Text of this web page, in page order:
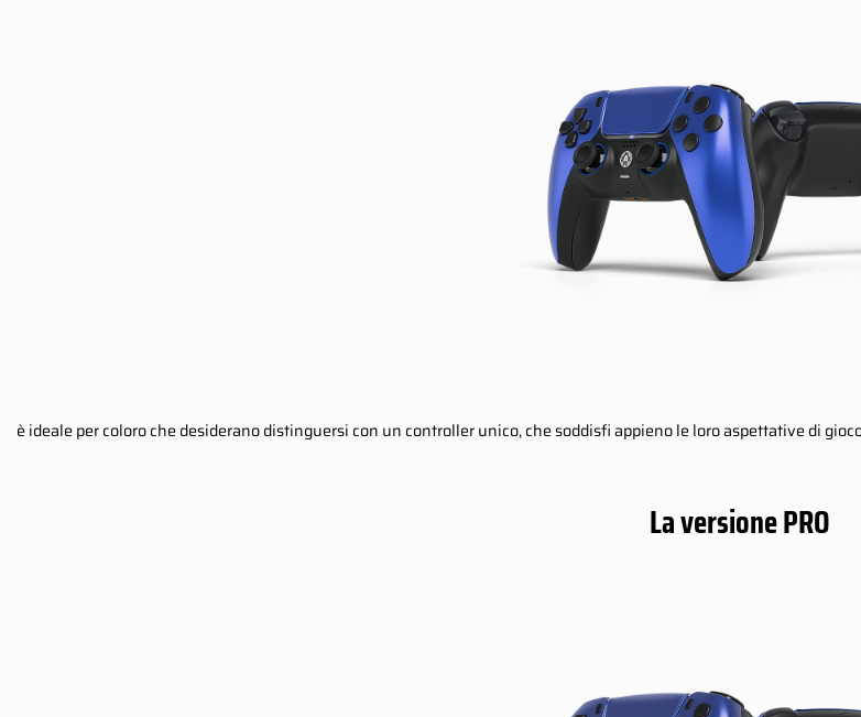
è ideale per coloro che desiderano distinguersi con un controller unico, che soddisfi appieno le loro aspettative di
La versione PRO